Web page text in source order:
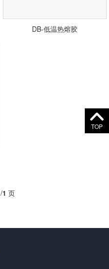
DB-低温热熔胶
/1 页
TOP